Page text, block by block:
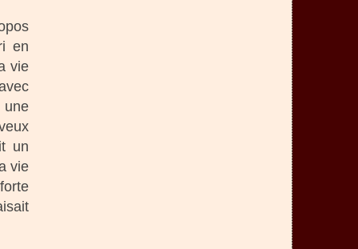
en
vie
un
vie